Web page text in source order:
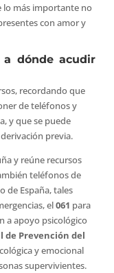
lo más importante no
con amor y
a dónde acudir
recordando que
de teléfonos y
y que se puede
previa.
y reúne recursos
teléfonos de
de España, tales
el061 para
a apoyo psicológico
de Prevención del
y emocional
supervivientes.